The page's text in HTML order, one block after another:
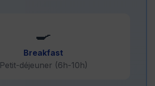
🍳
Breakfast
Petit-déjeuner (6h-10h)